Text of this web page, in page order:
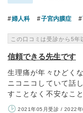
婦人科 子宮内膜症
この口コミは受診から5年
信頼できる先生です
生理痛が年々ひどく
ニコニコしていて話
すことなく不安なこ
2021年05月受診 / 2022年